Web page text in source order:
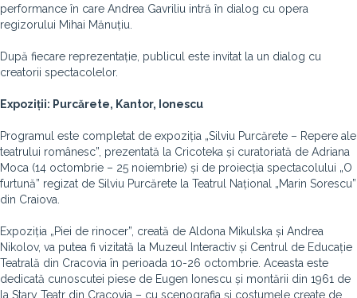
performance în care Andrea Gavriliu intră în dialog cu opera
regizorului Mihai Mănuțiu.
După fiecare reprezentație, publicul este invitat la un dialog cu
creatorii spectacolelor.
Expoziții: Purcărete, Kantor, Ionescu
Programul este completat de expoziția „Silviu Purcărete – Repere ale
teatrului românesc”, prezentată la Cricoteka și curatoriată de Adriana
Moca (14 octombrie – 25 noiembrie) și de proiecția spectacolului „O
furtună” regizat de Silviu Purcărete la Teatrul Național „Marin Sorescu”
din Craiova.
Expoziția „Piei de rinocer”, creată de Aldona Mikulska și Andrea
Nikolov, va putea fi vizitată la Muzeul Interactiv și Centrul de Educație
Teatrală din Cracovia în perioada 10-26 octombrie. Aceasta este
dedicată cunoscutei piese de Eugen Ionescu și montării din 1961 de
la Stary Teatr din Cracovia – cu scenografia și costumele create de